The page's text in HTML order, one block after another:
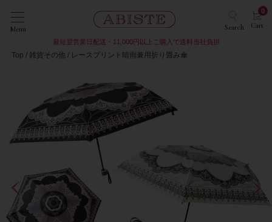
Menu Search Cart
0
最短翌営業日配送・11,000円以上ご購入で送料当社負担
Top 雑貨その他 レースプリント晴雨兼用折り畳み傘